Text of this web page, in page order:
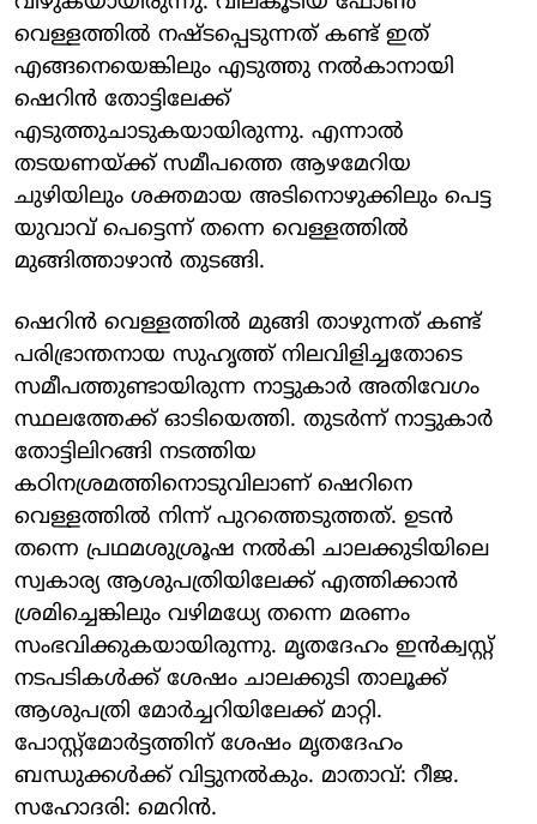
വെള്ളത്തിൽ നഷ്ടപ്പെടുന്നത് കണ്ട് ഇത്
എങ്ങനെയെങ്കിലും എടുത്തു നൽകാനായി
ഷെറിൻ തോട്ടിലേക്ക്
എടുത്തുചാടുകയായിരുന്നു. എന്നാൽ
തടയണയ്ക്ക് സമീപത്തെ ആഴമേറിയ
ചുഴിയിലും ശക്തമായ അടിനൊഴുക്കിലും പെട്ട
യുവാവ് പെട്ടെന്ന് തന്നെ വെള്ളത്തിൽ
മുങ്ങിത്താഴാൻ തുടങ്ങി.
ഷെറിൻ വെള്ളത്തിൽ മുങ്ങി താഴുന്നത് കണ്ട്
പരിഭ്രാന്തനായ സുഹൃത്ത് നിലവിളിച്ചതോടെ
സമീപത്തുണ്ടായിരുന്ന നാട്ടുകാർ അതിവേഗം
സ്ഥലത്തേക്ക് ഓടിയെത്തി. തുടർന്ന് നാട്ടുകാർ
തോട്ടിലിറങ്ങി നടത്തിയ
കഠിനശ്രമത്തിനൊടുവിലാണ് ഷെറിനെ
വെള്ളത്തിൽ നിന്ന് പുറത്തെടുത്തത്. ഉടൻ
തന്നെ പ്രഥമശുശ്രൂഷ നൽകി ചാലക്കുടിയിലെ
സ്വകാര്യ ആശുപത്രിയിലേക്ക് എത്തിക്കാൻ
ശ്രമിച്ചെങ്കിലും വഴിമധ്യേ തന്നെ മരണം
സംഭവിക്കുകയായിരുന്നു. മൃതദേഹം ഇൻക്വസ്റ്റ്
നടപടികൾക്ക് ശേഷം ചാലക്കുടി താലൂക്ക്
ആശുപത്രി മോർച്ചറിയിലേക്ക് മാറ്റി.
പോസ്റ്റ്‌മോർട്ടത്തിന് ശേഷം മൃതദേഹം
ബന്ധുക്കൾക്ക് വിട്ടുനൽകും. മാതാവ്: റീജ.
സഹോദരി: മെറിൻ.